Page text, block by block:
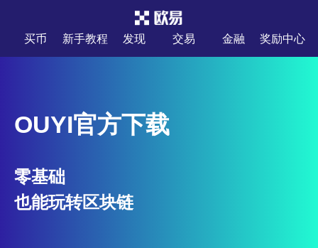
买币 新手教程 发现 交易 金融 奖励中心
OUYI官方下载
零基础
也能玩转区块链